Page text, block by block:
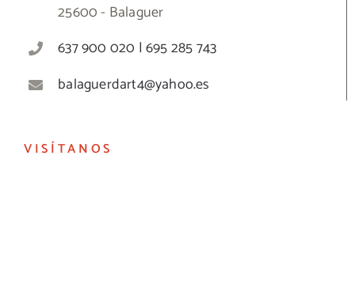
25600 - Balaguer
637 900 020 | 695 285 743
balaguerdart4@yahoo.es
VISÍTANOS